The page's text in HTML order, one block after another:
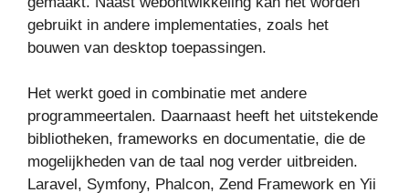
gebruikt in andere implementaties, zoals het
bouwen van desktop toepassingen.
Het werkt goed in combinatie met andere
programmeertalen. Daarnaast heeft het uitstekende
bibliotheken, frameworks en documentatie, die de
mogelijkheden van de taal nog verder uitbreiden.
Laravel, Symfony, Phalcon, Zend Framework en Yii